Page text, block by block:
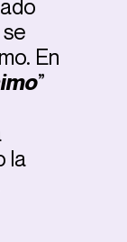
En
”
la